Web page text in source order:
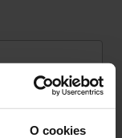
O cookies